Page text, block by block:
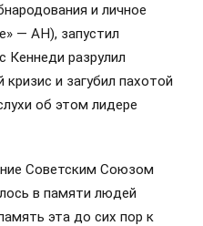
и личное
— АН), запустил
Кеннеди разрулил
и загубил пахотой
об этом лидере
Советским Союзом
в памяти людей
эта до сих пор к